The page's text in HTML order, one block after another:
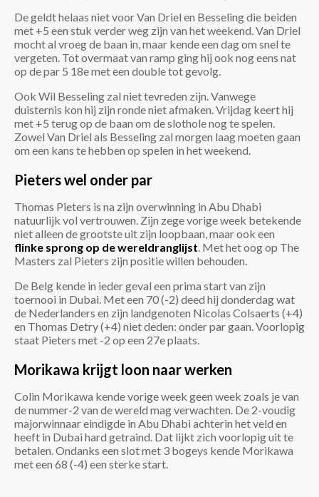
De geldt helaas niet voor Van Driel en Besseling die beiden
met +5 een stuk verder weg zijn van het weekend. Van Driel
mocht al vroeg de baan in, maar kende een dag om snel te
vergeten. Tot overmaat van ramp ging hij ook nog eens nat
op de par 5 18e met een double tot gevolg.
Ook Wil Besseling zal niet tevreden zijn. Vanwege
duisternis kon hij zijn ronde niet afmaken. Vrijdag keert hij
met +5 terug op de baan om de slothole nog te spelen.
Zowel Van Driel als Besseling zal morgen laag moeten gaan
om een kans te hebben op spelen in het weekend.
Pieters wel onder par
Thomas Pieters is na zijn overwinning in Abu Dhabi
natuurlijk vol vertrouwen. Zijn zege vorige week betekende
niet alleen de grootste uit zijn loopbaan, maar ook een
flinke sprong op de wereldranglijst. Met het oog op The
Masters zal Pieters zijn positie willen behouden.
De Belg kende in ieder geval een prima start van zijn
toernooi in Dubai. Met een 70 (-2) deed hij donderdag wat
de Nederlanders en zijn landgenoten Nicolas Colsaerts (+4)
en Thomas Detry (+4) niet deden: onder par gaan. Voorlopig
staat Pieters met -2 op een 27e plaats.
Morikawa krijgt loon naar werken
Colin Morikawa kende vorige week geen week zoals je van
de nummer-2 van de wereld mag verwachten. De 2-voudig
majorwinnaar eindigde in Abu Dhabi achterin het veld en
heeft in Dubai hard getraind. Dat lijkt zich voorlopig uit te
betalen. Ondanks een slot met 3 bogeys kende Morikawa
met een 68 (-4) een sterke start.